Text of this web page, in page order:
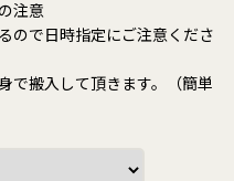
注意
ので日時指定にご注意くださ
で搬入して頂きます。（簡単